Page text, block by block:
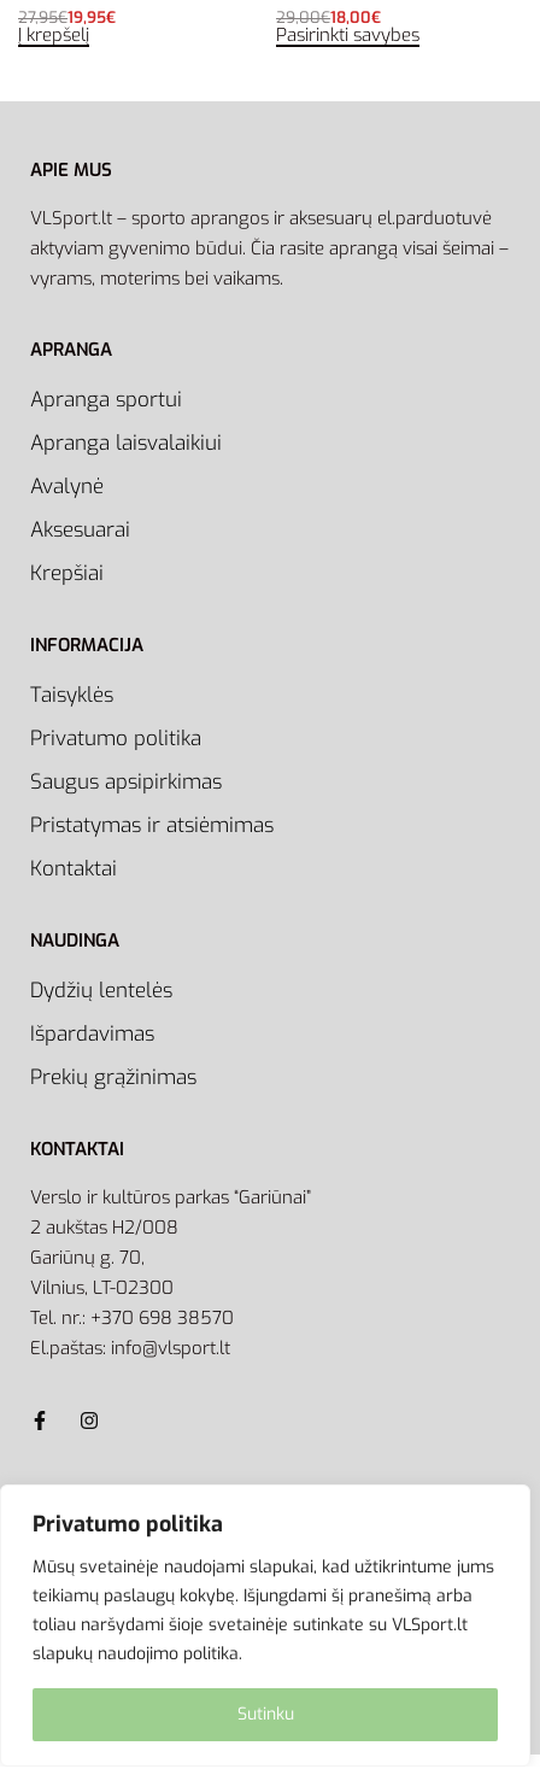
Privatumo politika
Mūsų svetainėje naudojami slapukai, kad užtikrintume jums
teikiamų paslaugų kokybę. Išjungdami šį pranešimą arba
toliau naršydami šioje svetainėje sutinkate su VLSport.lt
slapukų naudojimo politika.
Sutinku
27,95€19,95€
Į krepšelį
29,00€18,00€
Pasirinkti savybes
APIE MUS
VLSport.lt – sporto aprangos ir aksesuarų el.parduotuvė
aktyviam gyvenimo būdui. Čia rasite aprangą visai šeimai –
vyrams, moterims bei vaikams.
APRANGA
Apranga sportui
Apranga laisvalaikiui
Avalynė
Aksesuarai
Krepšiai
INFORMACIJA
Taisyklės
Privatumo politika
Saugus apsipirkimas
Pristatymas ir atsiėmimas
Kontaktai
NAUDINGA
Dydžių lentelės
Išpardavimas
Prekių grąžinimas
KONTAKTAI
Verslo ir kultūros parkas “Gariūnai”
2 aukštas H2/008
Gariūnų g. 70,
Vilnius, LT-02300
Tel. nr.: +370 698 38570
El.paštas: info@vlsport.lt